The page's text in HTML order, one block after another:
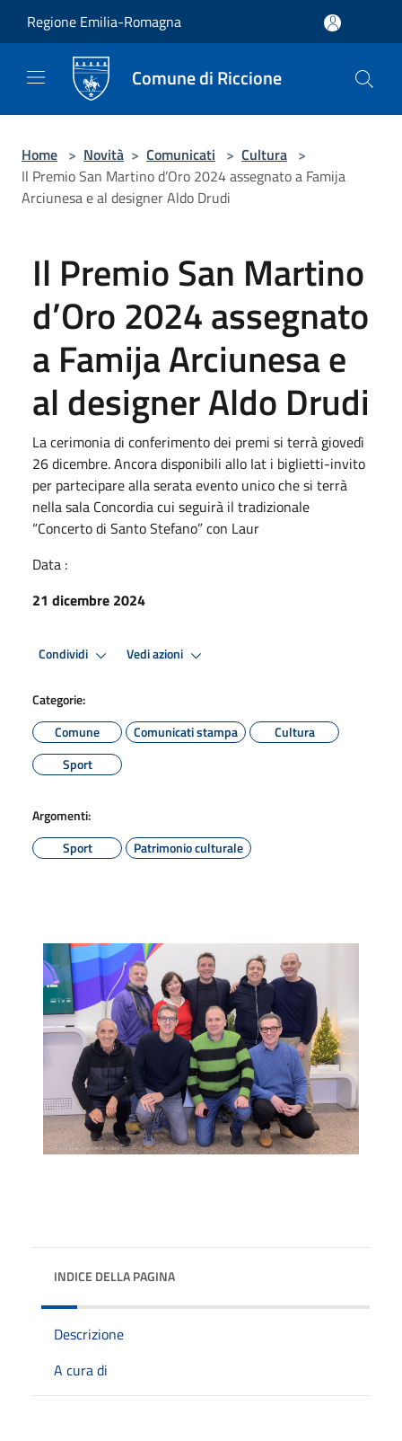
Regione Emilia-Romagna
Comune di Riccione
Home > Novità > Comunicati > Cultura >
Il Premio San Martino d’Oro 2024 assegnato a Famija
Arciunesa e al designer Aldo Drudi
Il Premio San Martino
d’Oro 2024 assegnato
a Famija Arciunesa e
al designer Aldo Drudi
La cerimonia di conferimento dei premi si terrà giovedì
26 dicembre. Ancora disponibili allo Iat i biglietti-invito
per partecipare alla serata evento unico che si terrà
nella sala Concordia cui seguirà il tradizionale
“Concerto di Santo Stefano” con Laur
Data :
21 dicembre 2024
Condividi Vedi azioni
Categorie:
Comune
Comunicati stampa
Cultura
Sport
Argomenti:
Sport
Patrimonio culturale
INDICE DELLA PAGINA
Descrizione
A cura di